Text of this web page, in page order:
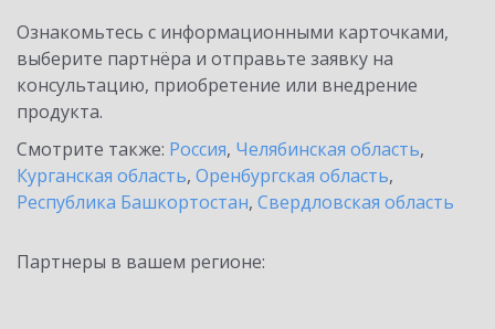
Ознакомьтесь с информационными карточками,
выберите партнёра и отправьте заявку на
консультацию, приобретение или внедрение
продукта.
Смотрите также: Россия, Челябинская область,
Курганская область, Оренбургская область,
Республика Башкортостан, Свердловская область
Партнеры в вашем регионе: